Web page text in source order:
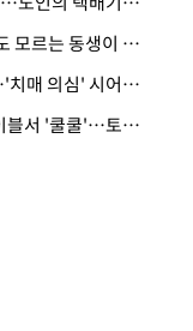
· "20년 병수발했는데 얼굴도 모르는 동생이 유산 절반을"…배다른 형제 상속권 있을까
· 냄비 태우고 욕실 물바다…'치매 의심' 시어머니 검사 권유했다가 '날벼락'
· 새벽 식당 몰래 들어와 테이블서 '쿨쿨'…토사물 남기고 사라진 남성